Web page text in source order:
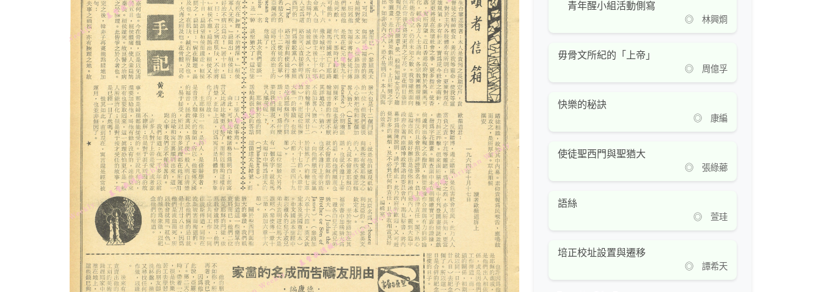
青年醒小組活動側寫
◎ 林興烱
毋骨文所紀的「上帝」
◎ 周億孚
快樂的秘訣
◎ 康編
使徒聖西門與聖猶大
◎ 張綠薌
語絲
◎ 萱珪
培正校址設置與遷移
◎ 譚希天